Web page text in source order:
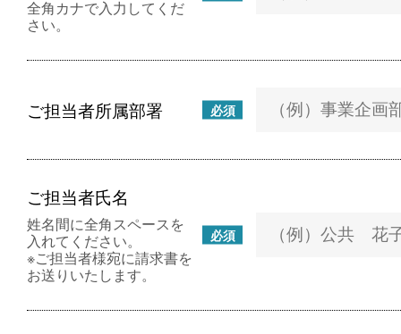
全角カナで入力してくだ
さい。
ご担当者所属部署 必須
ご担当者氏名
必須
姓名間に全角スペースを
入れてください。
※ご担当者様宛に請求書を
お送りいたします。